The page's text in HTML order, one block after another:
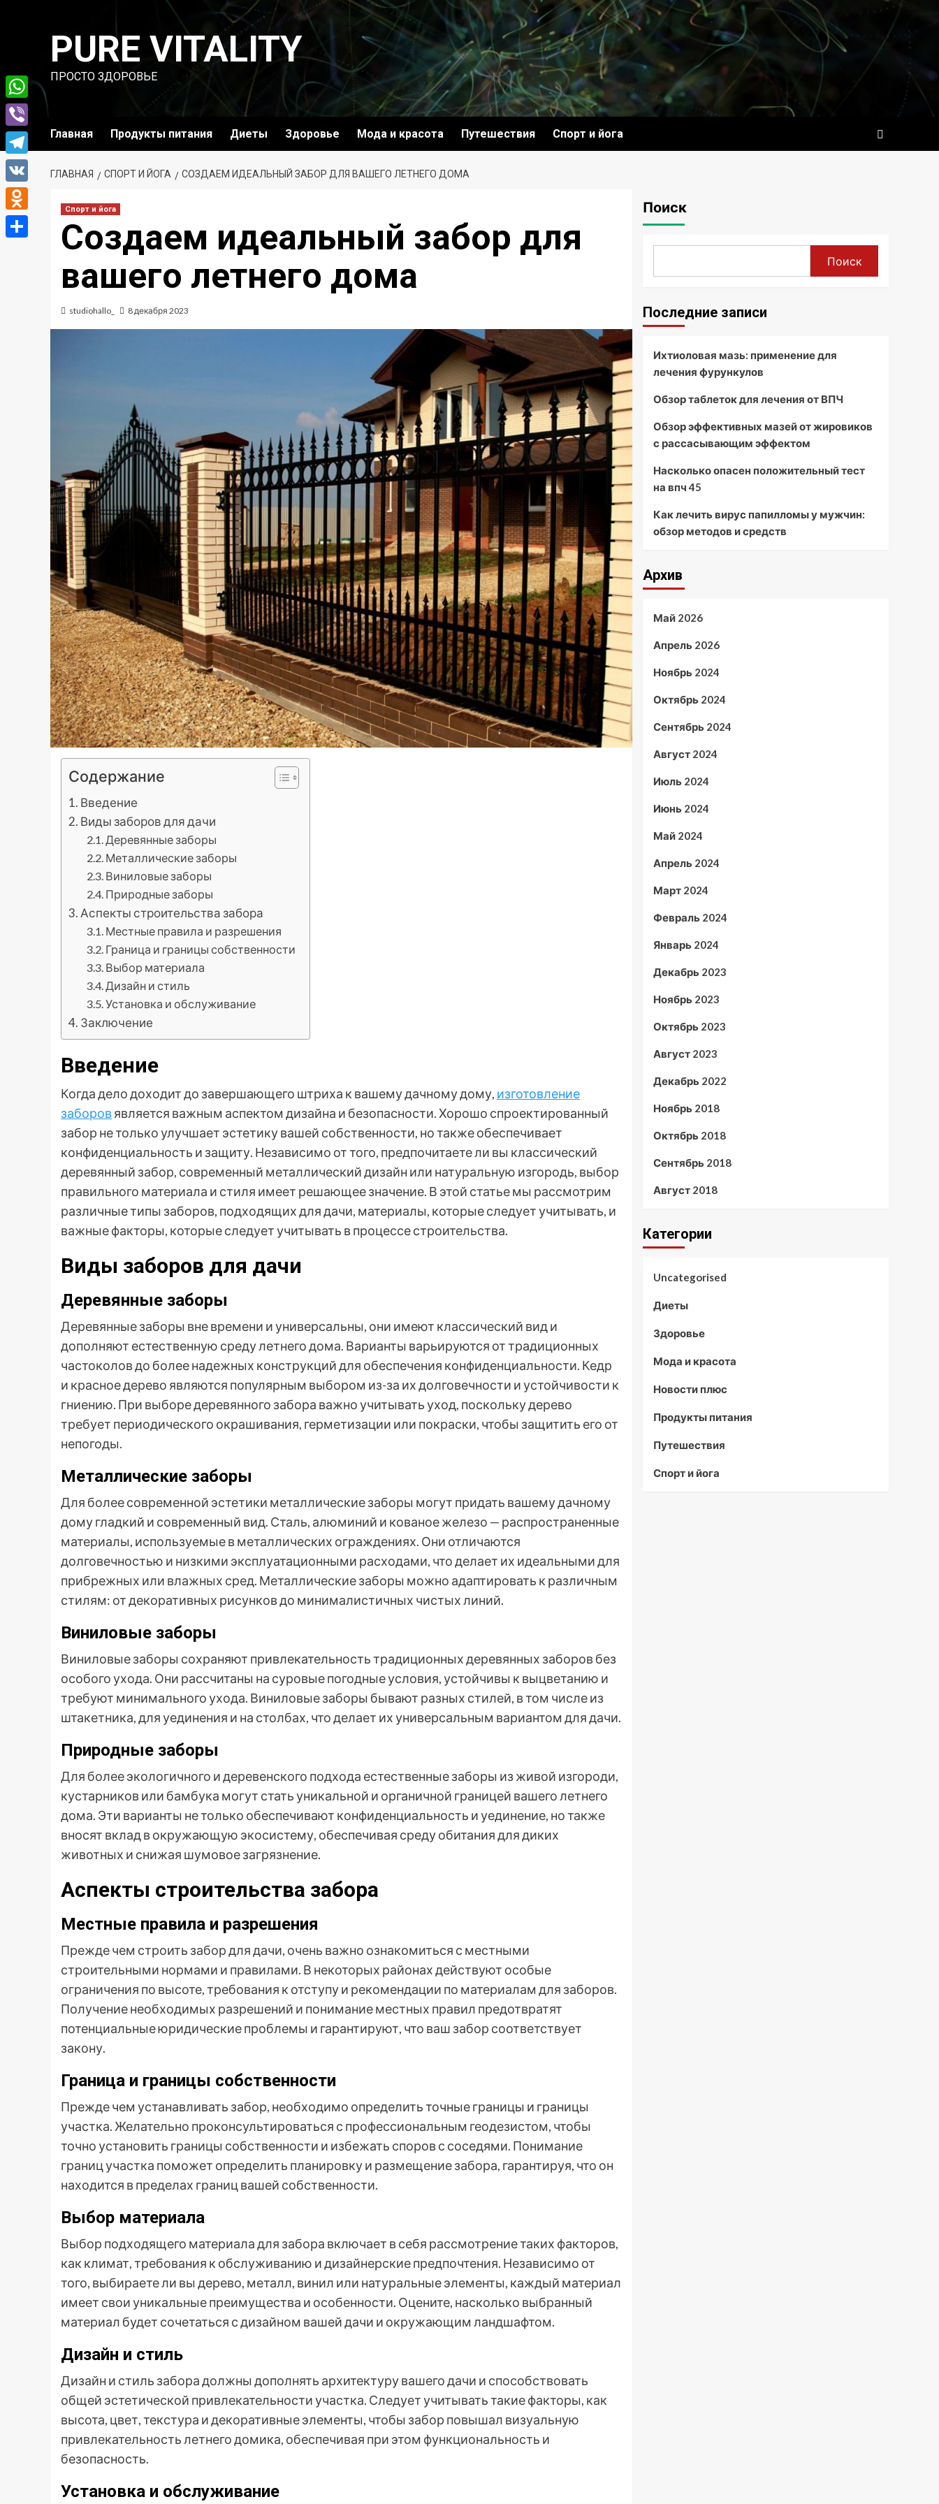
содержимомуPURE VITALITY
ПРОСТО ЗДОРОВЬЕ
Главная Продукты питания Диеты Здоровье Мода и красота Путешествия Спорт и йога
ГЛАВНАЯ СПОРТ И ЙОГА СОЗДАЕМ ИДЕАЛЬНЫЙ ЗАБОР ДЛЯ ВАШЕГО ЛЕТНЕГО ДОМА
Спорт и йога
Создаем идеальный забор для
вашего летнего дома
studiohallo_ 8 декабря 2023
Содержание
Введение
Виды заборов для дачи
Деревянные заборы
Металлические заборы
Виниловые заборы
Природные заборы
Аспекты строительства забора
Местные правила и разрешения
Граница и границы собственности
Выбор материала
Дизайн и стиль
Установка и обслуживание
Заключение
Введение
Когда дело доходит до завершающего штриха к вашему дачному дому, изготовление
заборовявляется важным аспектом дизайна и безопасности. Хорошо спроектированный
забор не только улучшает эстетику вашей собственности, но также обеспечивает
конфиденциальность и защиту. Независимо от того, предпочитаете ли вы классический
деревянный забор, современный металлический дизайн или натуральную изгородь, выбор
правильного материала и стиля имеет решающее значение. В этой статье мы рассмотрим
различные типы заборов, подходящих для дачи, материалы, которые следует учитывать, и
важные факторы, которые следует учитывать в процессе строительства.
Виды заборов для дачи
Деревянные заборы
Деревянные заборы вне времени и универсальны, они имеют классический вид и
дополняют естественную среду летнего дома. Варианты варьируются от традиционных
частоколов до более надежных конструкций для обеспечения конфиденциальности. Кедр
и красное дерево являются популярным выбором из-за их долговечности и устойчивости к
гниению. При выборе деревянного забора важно учитывать уход, поскольку дерево
требует периодического окрашивания, герметизации или покраски, чтобы защитить его от
непогоды.
Металлические заборы
Для более современной эстетики металлические заборы могут придать вашему дачному
дому гладкий и современный вид. Сталь, алюминий и кованое железо — распространенные
материалы, используемые в металлических ограждениях. Они отличаются
долговечностью и низкими эксплуатационными расходами, что делает их идеальными для
прибрежных или влажных сред. Металлические заборы можно адаптировать к различным
стилям: от декоративных рисунков до минималистичных чистых линий.
Виниловые заборы
Виниловые заборы сохраняют привлекательность традиционных деревянных заборов без
особого ухода. Они рассчитаны на суровые погодные условия, устойчивы к выцветанию и
требуют минимального ухода. Виниловые заборы бывают разных стилей, в том числе из
штакетника, для уединения и на столбах, что делает их универсальным вариантом для дачи.
Природные заборы
Для более экологичного и деревенского подхода естественные заборы из живой изгороди,
кустарников или бамбука могут стать уникальной и органичной границей вашего летнего
дома. Эти варианты не только обеспечивают конфиденциальность и уединение, но также
вносят вклад в окружающую экосистему, обеспечивая среду обитания для диких
животных и снижая шумовое загрязнение.
Аспекты строительства забора
Местные правила и разрешения
Прежде чем строить забор для дачи, очень важно ознакомиться с местными
строительными нормами и правилами. В некоторых районах действуют особые
ограничения по высоте, требования к отступу и рекомендации по материалам для заборов.
Получение необходимых разрешений и понимание местных правил предотвратят
потенциальные юридические проблемы и гарантируют, что ваш забор соответствует
закону.
Граница и границы собственности
Прежде чем устанавливать забор, необходимо определить точные границы и границы
участка. Желательно проконсультироваться с профессиональным геодезистом, чтобы
точно установить границы собственности и избежать споров с соседями. Понимание
границ участка поможет определить планировку и размещение забора, гарантируя, что он
находится в пределах границ вашей собственности.
Выбор материала
Выбор подходящего материала для забора включает в себя рассмотрение таких факторов,
как климат, требования к обслуживанию и дизайнерские предпочтения. Независимо от
того, выбираете ли вы дерево, металл, винил или натуральные элементы, каждый материал
имеет свои уникальные преимущества и особенности. Оцените, насколько выбранный
материал будет сочетаться с дизайном вашей дачи и окружающим ландшафтом.
Дизайн и стиль
Дизайн и стиль забора должны дополнять архитектуру вашего дачи и способствовать
общей эстетической привлекательности участка. Следует учитывать такие факторы, как
высота, цвет, текстура и декоративные элементы, чтобы забор повышал визуальную
привлекательность летнего домика, обеспечивая при этом функциональность и
безопасность.
Установка и обслуживание
Поиск
Поиск
Последние записи
Ихтиоловая мазь: применение для
лечения фурункулов
Обзор таблеток для лечения от ВПЧ
Обзор эффективных мазей от жировиков
с рассасывающим эффектом
Насколько опасен положительный тест
на впч 45
Как лечить вирус папилломы у мужчин:
обзор методов и средств
Архив
Май 2026
Апрель 2026
Ноябрь 2024
Октябрь 2024
Сентябрь 2024
Август 2024
Июль 2024
Июнь 2024
Май 2024
Апрель 2024
Март 2024
Февраль 2024
Январь 2024
Декабрь 2023
Ноябрь 2023
Октябрь 2023
Август 2023
Декабрь 2022
Ноябрь 2018
Октябрь 2018
Сентябрь 2018
Август 2018
Категории
Uncategorised
Диеты
Здоровье
Мода и красота
Новости плюс
Продукты питания
Путешествия
Спорт и йога
WhatsApp
Viber
Telegram
VK
Odnoklassniki
Отправить